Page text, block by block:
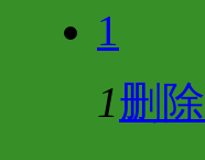
1
1删除